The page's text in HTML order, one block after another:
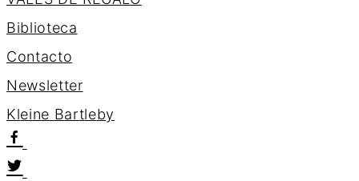
Biblioteca
Contacto
Newsletter
Kleine Bartleby